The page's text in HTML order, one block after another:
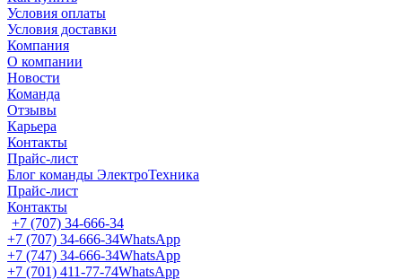
Условия оплаты
Условия доставки
Компания
О компании
Новости
Команда
Отзывы
Карьера
Контакты
Прайс-лист
Блог команды ЭлектроТехника
Прайс-лист
Контакты
+7 (707) 34-666-34
+7 (707) 34-666-34WhatsApp
+7 (747) 34-666-34WhatsApp
+7 (701) 411-77-74WhatsApp